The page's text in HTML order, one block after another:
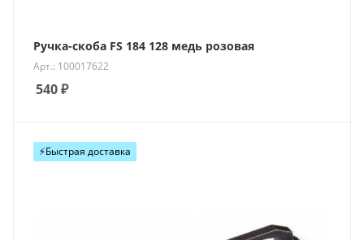
Ручка-скоба FS 184 128 медь розовая
Арт.: 100017622
540₽
⚡️Быстрая доставка